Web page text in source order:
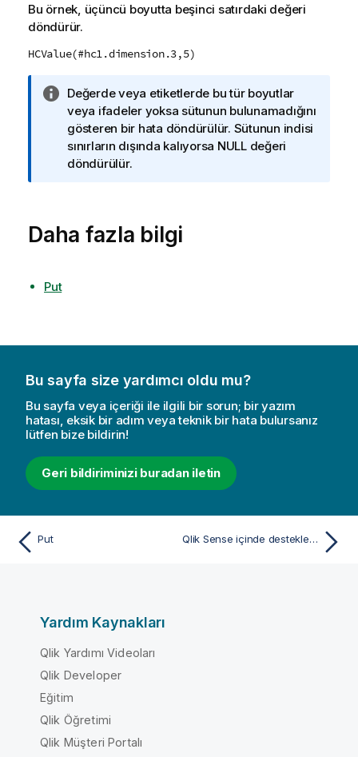
Bu örnek, üçüncü boyutta beşinci satırdaki değeri
döndürür.
HCValue(#hc1.dimension.3,5)
B
i
l
g
i
u
Değerde veya etiketlerde bu tür boyutlar
veya ifadeler yoksa sütunun bulunamadığını
gösteren bir hata döndürülür. Sütunun indisi
sınırların dışında kalıyorsa NULL değeri
döndürülür.
Daha fazla bilgi
Put
Bu sayfa size yardımcı oldu mu?
Bu sayfa veya içeriği ile ilgili bir sorun; bir yazım
hatası, eksik bir adım veya teknik bir hata bulursanız
lütfen bize bildirin!
Geri bildiriminizi buradan iletin
Put Qlik Sense içinde desteklenmeyen QlikView fonksiyonları ve deyimleri
Yardım Kaynakları
Qlik Yardımı Videoları
Qlik Developer
Eğitim
Qlik Öğretimi
Qlik Müşteri Portalı